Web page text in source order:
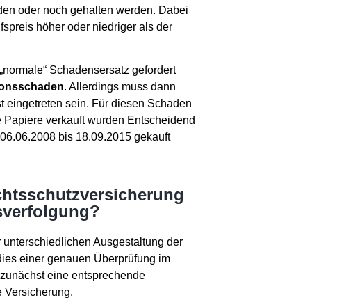
oder noch gehalten werden. Dabei
höher oder niedriger als der
Schadensersatz gefordert
. Allerdings muss dann
eingetreten sein. Für diesen Schaden
verkauft wurden Entscheidend
bis 18.09.2015 gekauft
Ausgestaltung der
einer genauen Überprüfung im
eine entsprechende
Versicherung.